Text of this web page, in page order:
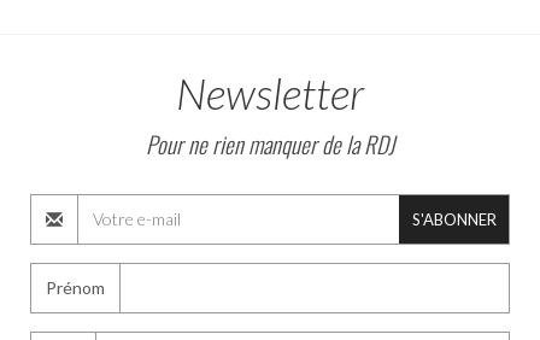
Newsletter
Pour ne rien manquer de la RDJ
S'ABONNER
Prénom